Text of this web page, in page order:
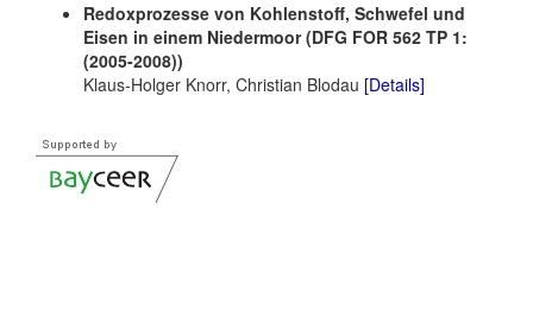
Redoxprozesse von Kohlenstoff, Schwefel und
Eisen in einem Niedermoor (DFG FOR 562 TP 1:
(2005-2008))
Klaus-Holger Knorr, Christian Blodau [Details]